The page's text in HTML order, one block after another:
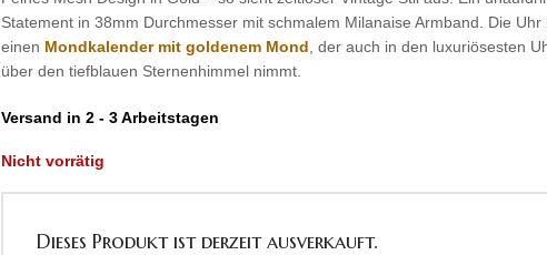
Statement in 38mm Durchmesser mit schmalem Milanaise Armband. Die Uhr
einen Mondkalender mit goldenem Mond , der auch in den luxuriösesten
über den tiefblauen Sternenhimmel nimmt.
Versand in 2 - 3 Arbeitstagen
Nicht vorrätig
Dieses Produkt ist derzeit ausverkauft.